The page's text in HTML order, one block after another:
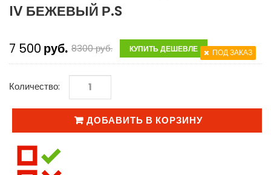
IV БЕЖЕВЫЙ Р.S
7 500 руб. 8300руб. КУПИТЬ ДЕШЕВЛЕ ПОД ЗАКАЗ
Количество:
ДОБАВИТЬ В КОРЗИНУ